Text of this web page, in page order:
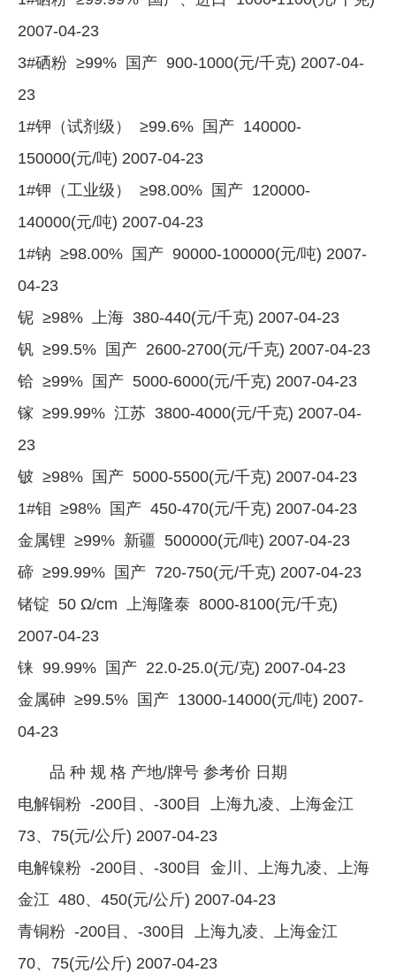
2007-04-23
3#硒粉 ≥99% 国产 900-1000(元/千克) 2007-04-
23
1#钾（试剂级） ≥99.6% 国产 140000-
150000(元/吨) 2007-04-23
1#钾（工业级） ≥98.00% 国产 120000-
140000(元/吨) 2007-04-23
1#钠 ≥98.00% 国产 90000-100000(元/吨) 2007-
04-23
铌 ≥98% 上海 380-440(元/千克) 2007-04-23
钒 ≥99.5% 国产 2600-2700(元/千克) 2007-04-23
铪 ≥99% 国产 5000-6000(元/千克) 2007-04-23
镓 ≥99.99% 江苏 3800-4000(元/千克) 2007-04-
23
铍 ≥98% 国产 5000-5500(元/千克) 2007-04-23
1#钼 ≥98% 国产 450-470(元/千克) 2007-04-23
金属锂 ≥99% 新疆 500000(元/吨) 2007-04-23
碲 ≥99.99% 国产 720-750(元/千克) 2007-04-23
锗锭 50 Ω/cm 上海隆泰 8000-8100(元/千克)
2007-04-23
铼 99.99% 国产 22.0-25.0(元/克) 2007-04-23
金属砷 ≥99.5% 国产 13000-14000(元/吨) 2007-
04-23
品 种 规 格 产地/牌号 参考价 日期
电解铜粉 -200目、-300目 上海九凌、上海金江
73、75(元/公斤) 2007-04-23
电解镍粉 -200目、-300目 金川、上海九凌、上海
金江 480、450(元/公斤) 2007-04-23
青铜粉 -200目、-300目 上海九凌、上海金江
70、75(元/公斤) 2007-04-23